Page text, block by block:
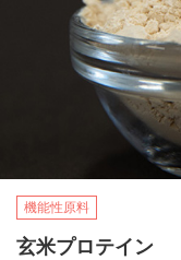
機能性原料
玄米プロテイン